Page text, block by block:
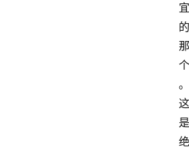
宜
的
那
个
。
这
是
绝